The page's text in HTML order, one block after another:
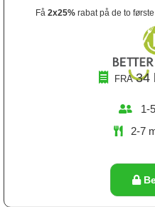
Få 2x25%rabat på de to
1-
2-7
FRA 34